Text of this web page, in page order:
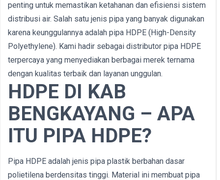
penting untuk memastikan ketahanan dan efisiensi sistem
distribusi air. Salah satu jenis pipa yang banyak digunakan
karena keunggulannya adalah pipa HDPE (High-Density
Polyethylene). Kami hadir sebagai distributor pipa HDPE
terpercaya yang menyediakan berbagai merek ternama
dengan kualitas terbaik dan layanan unggulan.
HDPE DI KAB
BENGKAYANG – APA
ITU PIPA HDPE?
Pipa HDPE adalah jenis pipa plastik berbahan dasar
polietilena berdensitas tinggi. Material ini membuat pipa